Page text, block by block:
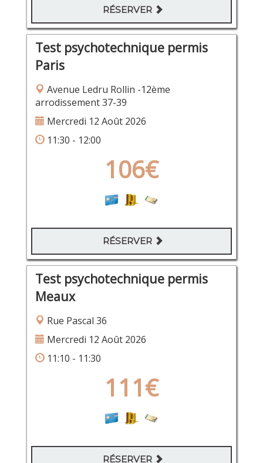
RÉSERVER
Test psychotechnique permis
Paris
Avenue Ledru Rollin -12ème
arrodissement 37-39
Mercredi 12 Août 2026
11:30 - 12:00
106€
RÉSERVER
Test psychotechnique permis
Meaux
Rue Pascal 36
Mercredi 12 Août 2026
11:10 - 11:30
111€
RÉSERVER